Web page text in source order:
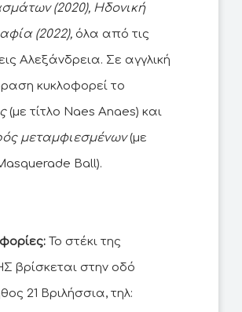
(2020), Ηδονική
(2022), όλα από τις
Αλεξάνδρεια. Σε αγγλική
κυκλοφορεί το
(με τίτλο Naes Anaes) και
μεταμφιεσμένων(με
Ball).
Το στέκι της
βρίσκεται στην οδό
21 Βριλήσσια, τηλ: